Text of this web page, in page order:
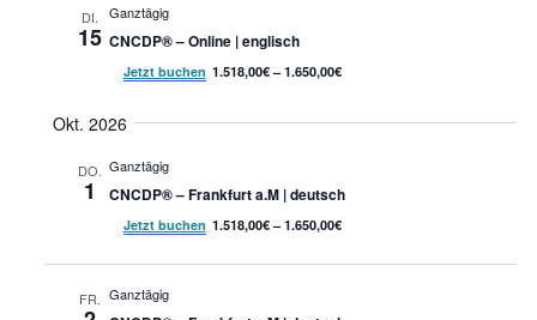
DI.
15
Ganztägig
CNCDP® – Online | englisch
Jetzt buchen 1.518,00€ – 1.650,00€
Okt. 2026
DO.
1
Ganztägig
CNCDP® – Frankfurt a.M | deutsch
Jetzt buchen 1.518,00€ – 1.650,00€
FR. Ganztägig